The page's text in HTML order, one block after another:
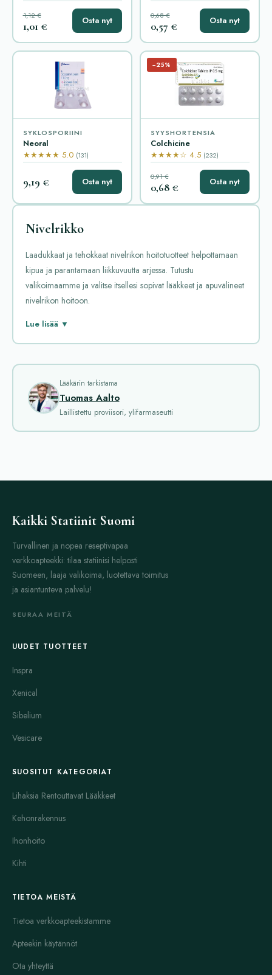
1,12 €
1,01 € Osta nyt 0,68 €
0,57 € Osta nyt
SYKLOSPORIINI
Neoral
★★★★★ 5.0 (131)
9,19 € Osta nyt
−25%
SYYSHORTENSIA
Colchicine
★★★★☆ 4.5 (232)
0,91 €
0,68 € Osta nyt
Nivelrikko
Laadukkaat ja tehokkaat nivelrikon hoitotuotteet helpottamaan
kipua ja parantamaan liikkuvuutta arjessa. Tutustu
valikoimaamme ja valitse itsellesi sopivat lääkkeet ja apuvälineet
nivelrikon hoitoon.
Nivelrikko on yleinen sairaus, joka aiheuttaa nivelten kipua ja
liikkumista ja heikentää elämänlaatua. Onneksi apteekeissa on
monia lääkkeitä, jotka auttavat lievittämään oireita ja
parantamaan toimintakykyä.
Allopurinol on lääke, jota käytetään yleensä kihtiin, mutta se voi
olla hyödyllinen myös nivelrikon hoidossa silloin, kun siihen
kipua. Lääkkeen säännöllinen käyttö on tärkeää, koska vaikutus
Anaprox on kipulääke, joka kuuluu tulehduskipulääkkeisiin
vähentämään niveltulehdusta. Anaproxia otetaan yleensä
lyhytaikaisesti, koska pitkäaikainen käyttö voi aiheuttaa
mahavaivoja. Tämä lääke on hyvä valinta akuutteihin
kipukohtauksiin.
Arcoxia on selektiivinen COX-2-estäjä. Se vähentää kipua ja
kuin perinteiset NSAID-lääkkeet. Tämä tekee Arcoxian käytöstä
ongelma. Lääkkeen vaikutus alkaa yleensä pian ja kestää
pitkään.
Colchicine on tehokas lääke kihtiin liittyvän niveltulehduksen
käytetään silloin, kun niveliin on kertynyt tulehdusta ja kiteitä.
aiheuttaa vatsavaivoja, joten annostusta tulee noudattaa tarkasti.
Feldene on tulehduskipulääke, joka lievittää kipua ja vähentää
Käyttöön liittyy kuitenkin riskejä, kuten ruoansulatuskanavan
oireita ja harvinaisia sydänvaikutuksia. Lääkäri määrää sopivan
hoidossa. Sen kipua lievittävä ja tulehdusta vähentävä vaikutus
maha- ja suolistovaivoja, joten lääkettä käytetään harkiten ja
Se tarjoaa pitkäkestoista apua nivelkipuihin. Mobicin
Lue lisää ▼
Lääkärin tarkistama
Tuomas Aalto
Laillistettu proviisori, ylifarmaseutti
Kaikki Statiinit Suomi
Turvallinen ja nopea reseptivapaa
verkkoapteekki: tilaa statiinisi helposti
Suomeen, laaja valikoima, luotettava toimitus
ja asiantunteva palvelu!
SEURAA MEITÄ
UUDET TUOTTEET
Inspra
Xenical
Sibelium
Vesicare
SUOSITUT KATEGORIAT
Lihaksia Rentouttavat Lääkkeet
Kehonrakennus
Ihonhoito
Kihti
TIETOA MEISTÄ
Tietoa verkkoapteekistamme
Apteekin käytännöt
Ota yhteyttä